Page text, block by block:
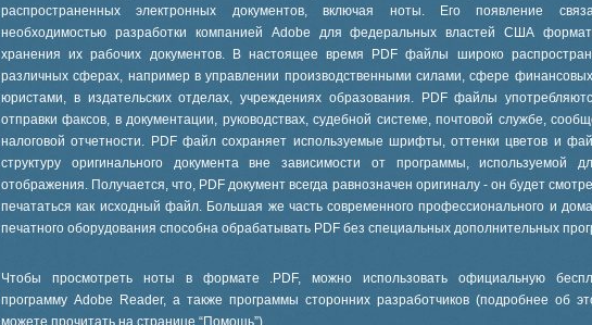
распространенных электронных документов, включая ноты. Его появление
необходимостью разработки компанией Adobe для федеральных властей США
хранения их рабочих документов. В настоящее время PDF файлы широко
различных сферах, например в управлении производственными силами, сфере финансовых
юристами, в издательских отделах, учреждениях образования. PDF файлы
отправки факсов, в документации, руководствах, судебной системе, почтовой службе,
налоговой отчетности. PDF файл сохраняет используемые шрифты, оттенки цветов и
структуру оригинального документа вне зависимости от программы, используемой
отображения. Получается, что, PDF документ всегда равнозначен оригиналу - он будет
печататься как исходный файл. Большая же часть современного профессионального и
печатного оборудования способна обрабатывать PDF без специальных дополнительных
Чтобы просмотреть ноты в формате .PDF, можно использовать официальную
программу Adobe Reader, а также программы сторонних разработчиков (подробнее об
можете прочитать на странице “Помощь”).